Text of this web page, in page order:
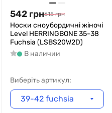
542 грн615 грн
Носки сноубордичні жіночі
Level HERRINGBONE 35-38
Fuchsia (LSBS20W2D)
В наличии
Виберіть артикул:
39-42 fuchsia